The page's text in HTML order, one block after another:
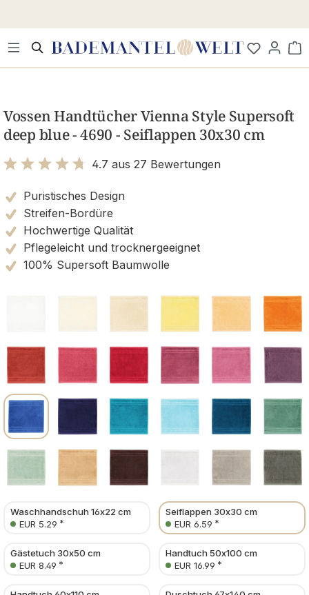
Vossen Handtücher Vienna Style Supersoft
deep blue - 4690 - Seiflappen 30x30 cm
4.7 aus 27 Bewertungen
Puristisches Design
Streifen-Bordüre
Hochwertige Qualität
Pflegeleicht und trocknergeeignet
100% Supersoft Baumwolle
Waschhandschuh 16x22 cm
EUR 5.29 *
Seiflappen 30x30 cm
EUR 6.59 *
Gästetuch 30x50 cm
EUR 8.49 *
Handtuch 50x100 cm
EUR 16.99 *